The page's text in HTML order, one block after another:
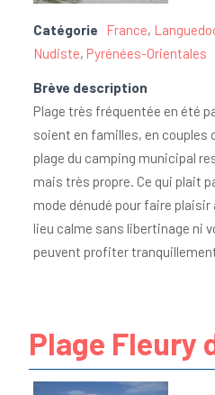
Catégorie France,
Nudiste, Pyrénées-Orientales
Brève description
Plage très fréquentée en été
soient en familles, en couples
plage du camping municipal
mais très propre. Ce qui plait
mode dénudé pour faire plaisir
lieu calme sans libertinage ni
peuvent profiter
Plage Fleury